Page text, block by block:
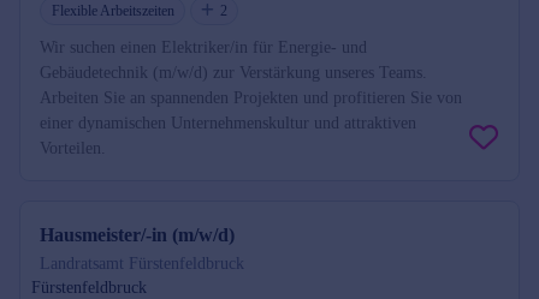
Flexible Arbeitszeiten
2
Wir suchen einen Elektriker/in für Energie- und
Gebäudetechnik (m/w/d) zur Verstärkung unseres Teams.
Arbeiten Sie an spannenden Projekten und profitieren Sie von
einer dynamischen Unternehmenskultur und attraktiven
Vorteilen.
Hausmeister/-in (m/w/d)
Landratsamt Fürstenfeldbruck
Fürstenfeldbruck